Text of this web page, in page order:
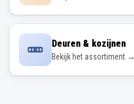
Deuren & kozijnen
Bekijk het assortiment →